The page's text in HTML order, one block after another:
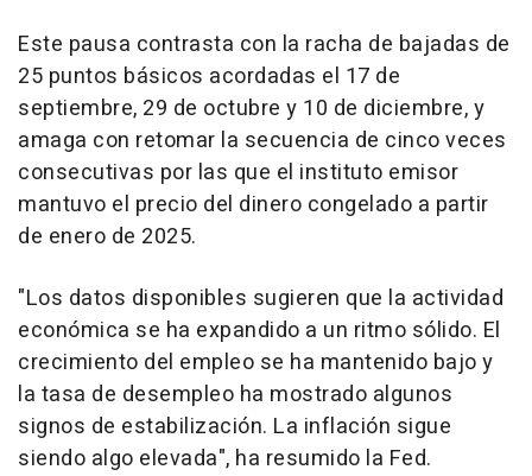
Este pausa contrasta con la racha de bajadas de
25 puntos básicos acordadas el 17 de
septiembre, 29 de octubre y 10 de diciembre, y
amaga con retomar la secuencia de cinco veces
consecutivas por las que el instituto emisor
mantuvo el precio del dinero congelado a partir
de enero de 2025.
"Los datos disponibles sugieren que la actividad
económica se ha expandido a un ritmo sólido. El
crecimiento del empleo se ha mantenido bajo y
la tasa de desempleo ha mostrado algunos
signos de estabilización. La inflación sigue
siendo algo elevada", ha resumido la Fed.